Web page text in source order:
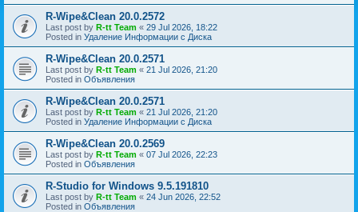
R-Wipe&Clean 20.0.2572
Last post by R-tt Team « 29 Jul 2026, 18:22
Posted in Удаление Информации с Диска
R-Wipe&Clean 20.0.2571
Last post by R-tt Team « 21 Jul 2026, 21:20
Posted in Объявления
R-Wipe&Clean 20.0.2571
Last post by R-tt Team « 21 Jul 2026, 21:20
Posted in Удаление Информации с Диска
R-Wipe&Clean 20.0.2569
Last post by R-tt Team « 07 Jul 2026, 22:23
Posted in Объявления
R-Studio for Windows 9.5.191810
Last post by R-tt Team « 24 Jun 2026, 22:52
Posted in Объявления